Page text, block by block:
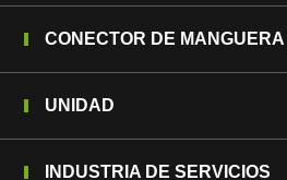
CONECTOR DE MANGUERA
UNIDAD
INDUSTRIA DE SERVICIOS